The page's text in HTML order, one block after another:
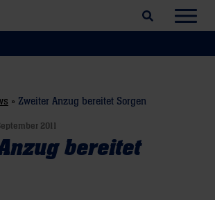
Suchfeld öffnen
» Zweiter Anzug bereitet Sorgen
2011
bereitet